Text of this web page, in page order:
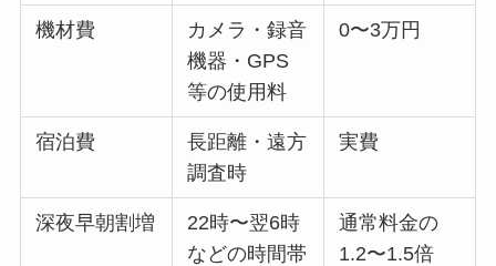
機材費
カメラ・録音
機器・GPS
等の使用料
0〜3万円
宿泊費
長距離・遠方
調査時
実費
深夜早朝割増
22時〜翌6時
などの時間帯
通常料金の
1.2〜1.5倍